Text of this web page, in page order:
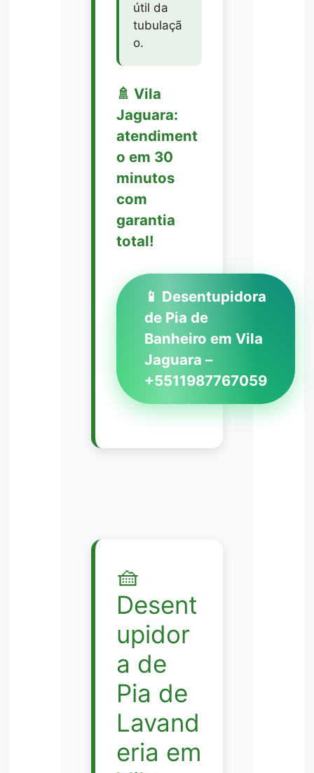
útil da
tubulaçã
o.
🚿 Vila
Jaguara:
atendiment
o em 30
minutos
com
garantia
total!
📱 Desentupidora
de Pia de
Banheiro em Vila
Jaguara –
+5511987767059
🧺
Desent
upidor
a de
Pia de
Lavand
eria em